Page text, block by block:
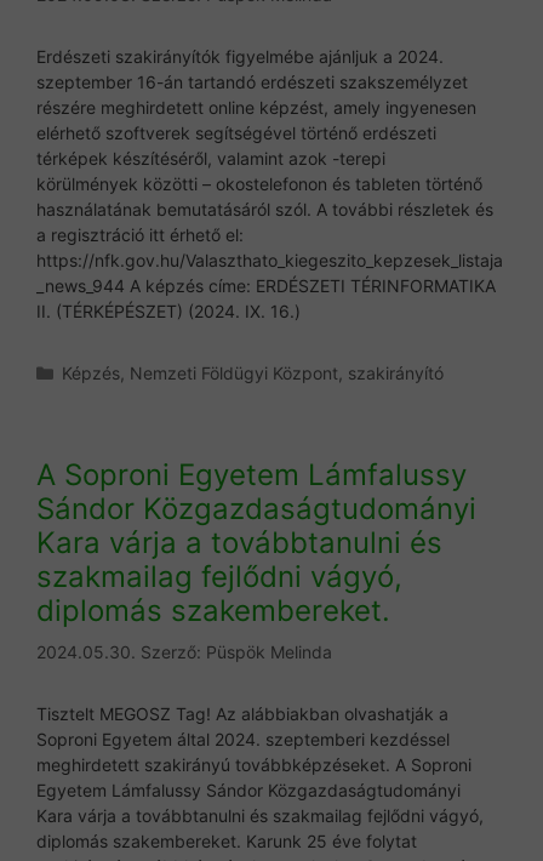
Erdészeti szakirányítók figyelmébe ajánljuk a 2024.
szeptember 16-án tartandó erdészeti szakszemélyzet
részére meghirdetett online képzést, amely ingyenesen
elérhető szoftverek segítségével történő erdészeti
térképek készítéséről, valamint azok -terepi
körülmények közötti – okostelefonon és tableten történő
használatának bemutatásáról szól. A további részletek és
a regisztráció itt érhető el:
https://nfk.gov.hu/Valaszthato_kiegeszito_kepzesek_listaja
_news_944 A képzés címe: ERDÉSZETI TÉRINFORMATIKA
II. (TÉRKÉPÉSZET) (2024. IX. 16.)
Kategória
Képzés Nemzeti Földügyi Központ szakirányító
A Soproni Egyetem Lámfalussy
Sándor Közgazdaságtudományi
Kara várja a továbbtanulni és
szakmailag fejlődni vágyó,
diplomás szakembereket.
2024.05.30. Szerző: Püspök Melinda
Tisztelt MEGOSZ Tag! Az alábbiakban olvashatják a
Soproni Egyetem által 2024. szeptemberi kezdéssel
meghirdetett szakirányú továbbképzéseket. A Soproni
Egyetem Lámfalussy Sándor Közgazdaságtudományi
Kara várja a továbbtanulni és szakmailag fejlődni vágyó,
diplomás szakembereket. Karunk 25 éve folytat